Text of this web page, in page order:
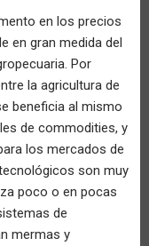
en los precios
en gran medida del
Por
la agricultura de
beneficia al mismo
de commodities, y
los mercados de
son muy
poco o en pocas
de
mermas y